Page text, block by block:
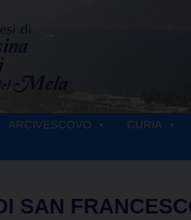
ARCIVESCOVO CURIA
SAN